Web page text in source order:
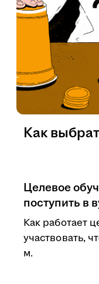
Как
Целевое
поступить в
Как работает
участвовать,
м.